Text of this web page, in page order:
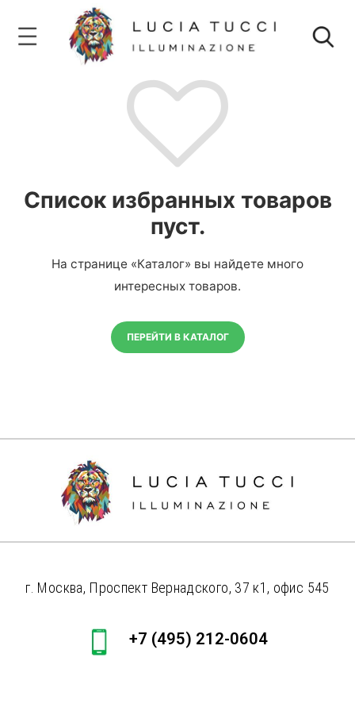
Список избранных товаров
пуст.
На странице «Каталог» вы найдете много
интересных товаров.
ПЕРЕЙТИ В КАТАЛОГ
г. Москва, Проспект Вернадского, 37 к1, офис 545
+7 (495) 212-0604